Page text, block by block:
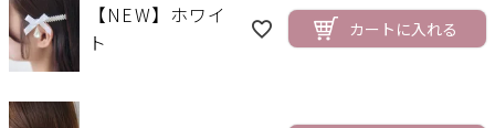
【NEW】ホワイ
ト
カートに入れる